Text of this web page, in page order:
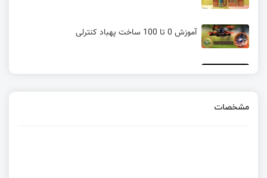
آموزش 0 تا 100 ساخت پهباد کنترلی
مشخصات